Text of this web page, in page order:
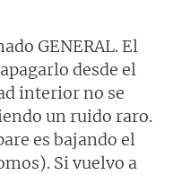
GENERAL. El
desde el
interior no se
un ruido raro.
es bajando el
Si vuelvo a